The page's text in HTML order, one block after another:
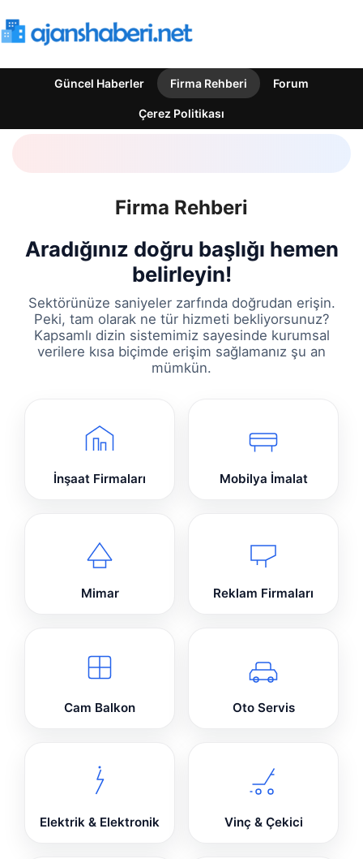
Güncel Haberler Firma Rehberi Forum
Çerez Politikası
Firma Rehberi
Aradığınız doğru başlığı hemen
belirleyin!
Sektörünüze saniyeler zarfında doğrudan erişin.
Peki, tam olarak ne tür hizmeti bekliyorsunuz?
Kapsamlı dizin sistemimiz sayesinde kurumsal
verilere kısa biçimde erişim sağlamanız şu an
mümkün.
İnşaat Firmaları Mobilya İmalat
Mimar Reklam Firmaları
Cam Balkon Oto Servis
Elektrik & Elektronik Vinç & Çekici